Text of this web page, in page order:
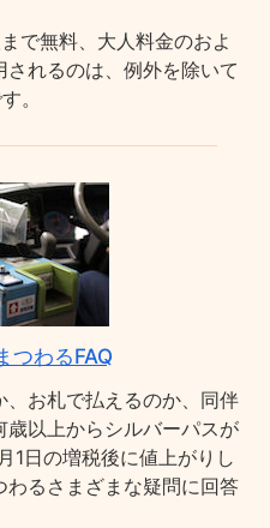
で無料、大人料金のおよ
れるのは、例外を除いて
。
つわるFAQ
お札で払えるのか、同伴
以上からシルバーパスが
1日の増税後に値上がりし
るさまざまな疑問に回答